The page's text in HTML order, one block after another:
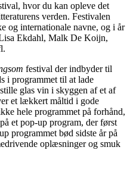
hvor du kan opleve det
verden. Festivalen
og internationale navne, og i år
Ekdahl, Malk De Koijn,
festival der indbyder til
i programmet til at lade
glas vin i skyggen af et af
et lækkert måltid i gode
hele programmet på forhånd,
et pop-up program, der først
programmet bød sidste år på
oplæsninger og smuk